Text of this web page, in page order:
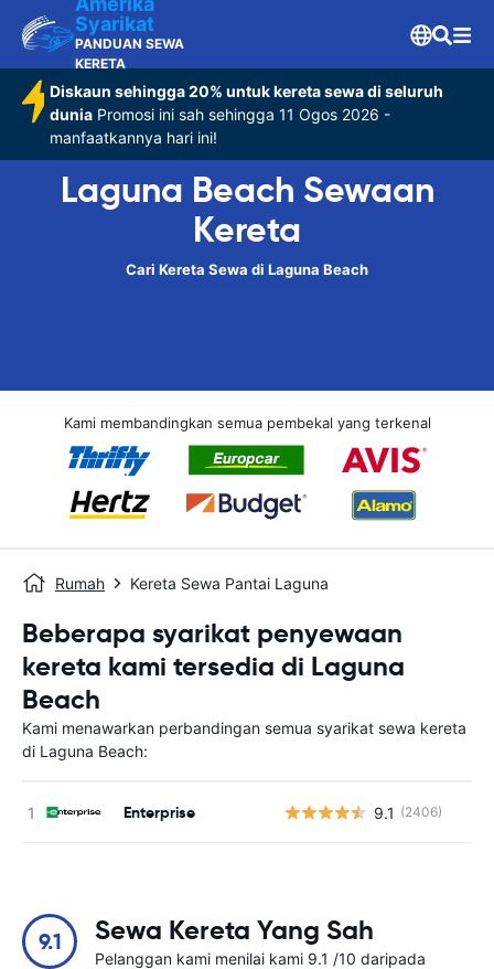
Syarikat
PANDUAN SEWA
KERETA
Diskaun sehingga 20% untuk kereta sewa di seluruh
dunia Promosi ini sah sehingga 11 Ogos 2026 -
manfaatkannya hari ini!
Laguna Beach Sewaan
Kereta
Cari Kereta Sewa di Laguna Beach
Kami membandingkan semua pembekal yang terkenal
Rumah Kereta Sewa Pantai Laguna
Beberapa syarikat penyewaan
kereta kami tersedia di Laguna
Beach
Kami menawarkan perbandingan semua syarikat sewa kereta
di Laguna Beach:
Enterprise 9.1 (2406)
9.1 Sewa Kereta Yang Sah
Pelanggan kami menilai kami 9.1 /10 daripada